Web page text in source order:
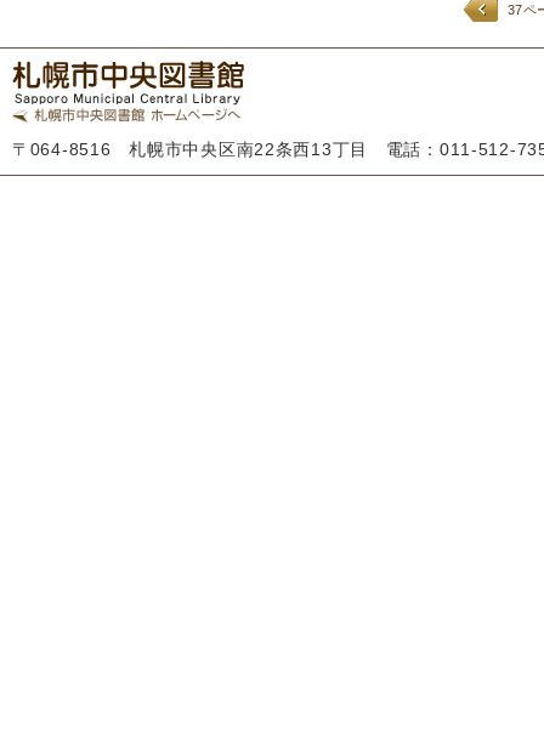
37ペ
〒064-8516 札幌市中央区南22条西13丁目 電話：011-512-